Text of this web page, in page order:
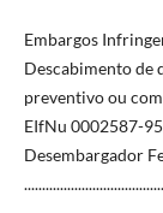
Embargos
Descabimento de
preventivo ou
EIfNu 0002587-
Desembargador